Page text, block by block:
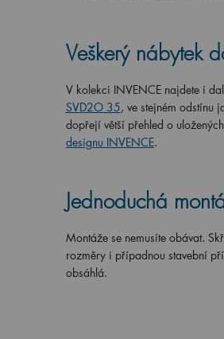
Veškerý nábytek
V kolekci INVENCE najdete i
SVD2O 35, ve stejném odstínu
dopřejí větší přehled o
designu INVENCE.
Jednoduchá
Montáže se nemusíte obávat.
rozměry i případnou stavební
obsáhlá.